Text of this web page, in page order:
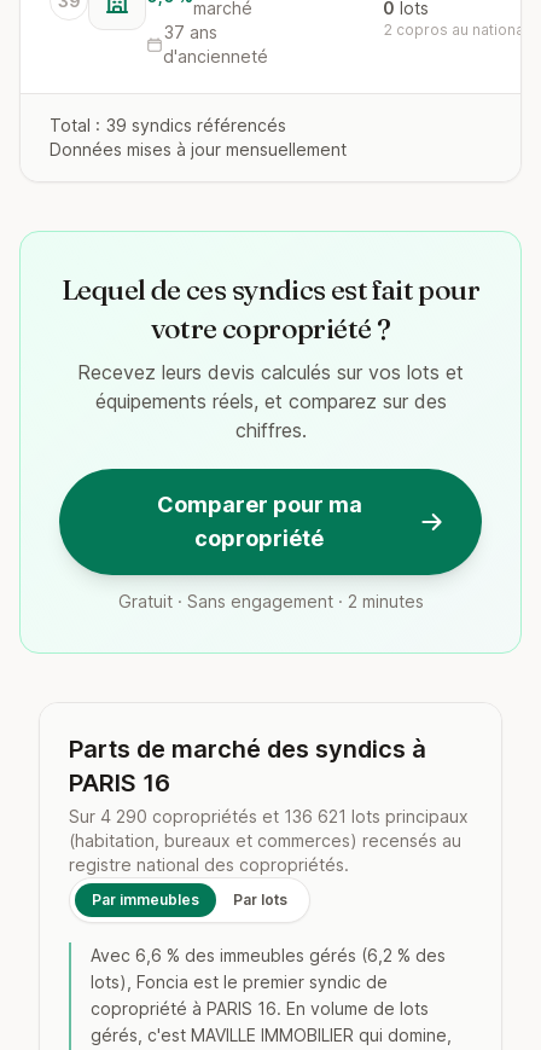
marché
37 ans
d'ancienneté
0 lots
2 copros au national
Total : 39 syndics référencés
Données mises à jour mensuellement
Lequel de ces syndics est fait pour
votre copropriété ?
Recevez leurs devis calculés sur vos lots et
équipements réels, et comparez sur des
chiffres.
Comparer pour ma
copropriété
Gratuit · Sans engagement · 2 minutes
Parts de marché des syndics à
PARIS 16
Sur 4 290 copropriétés et 136 621 lots principaux
(habitation, bureaux et commerces) recensés au
registre national des copropriétés.
Par immeubles Par lots
Avec 6,6 % des immeubles gérés (6,2 % des
lots), Foncia est le premier syndic de
copropriété à PARIS 16. En volume de lots
gérés, c'est MAVILLE IMMOBILIER qui domine,